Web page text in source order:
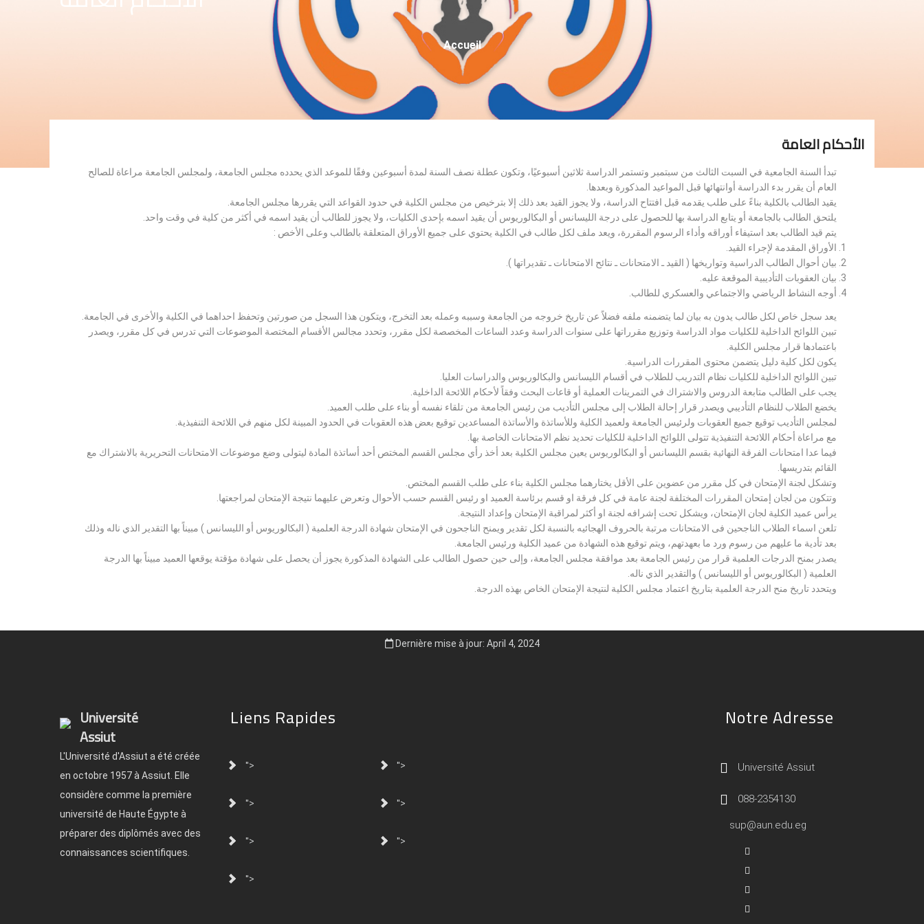
Fil
D'Ariane
Accueil
الأحكام العامة
تبدأ السنة الجامعية في السبت الثالث من سبتمبر وتستمر الدراسة ثلاثين أسبوعيًا، وتكون عطلة نصف السنة لمدة أسبوعين وفقًا للموعد الذي يحدده مجلس الجامعة، ولمجلس الجامعة مراعاة للصالح
العام أن يقرر بدء الدراسة أوانتهائها قبل المواعيد المذكورة وبعدها.
يقيد الطالب بالكلية بناءً على طلب يقدمه قبل افتتاح الدراسة، ولا يجوز القيد بعد ذلك إلا بترخيص من مجلس الكلية في حدود القواعد التي يقررها مجلس الجامعة.
يلتحق الطالب بالجامعة أو يتابع الدراسة بها للحصول على درجة الليسانس أو البكالوريوس أن يقيد اسمه بإحدى الكليات، ولا يجوز للطالب أن يقيد اسمه في أكثر من كلية في وقت واحد.
يتم قيد الطالب بعد استيفاء أوراقه وأداء الرسوم المقررة، ويعد ملف لكل طالب في الكلية يحتوي على جميع الأوراق المتعلقة بالطالب وعلى الأخص :
الأوراق المقدمة لإجراء القيد.
بيان أحوال الطالب الدراسية وتواريخها ( القيد ـ الامتحانات ـ نتائح الامتحانات ـ تقديراتها ).
بيان العقوبات التأديبية الموقعة عليه.
أوجه النشاط الرياضي والاجتماعي والعسكري للطالب.
يعد سجل خاص لكل طالب يدون به بيان لما يتضمنه ملفه فضلاً عن تاريخ خروجه من الجامعة وسببه وعمله بعد التخرج، ويتكون هذا السجل من صورتين وتحفظ احداهما في الكلية والأخرى في الجامعة.
تبين اللوائح الداخلية للكليات مواد الدراسة وتوزيع مقرراتها على سنوات الدراسة وعدد الساعات المخصصة لكل مقرر، وتحدد مجالس الأقسام المختصة الموضوعات التي تدرس في كل مقرر، ويصدر
باعتمادها قرار مجلس الكلية.
يكون لكل كلية دليل يتضمن محتوى المقررات الدراسية.
تبين اللوائح الداخلية للكليات نظام التدريب للطلاب في أقسام الليسانس والبكالوريوس والدراسات العليا.
يجب على الطالب متابعة الدروس والاشتراك في التمرينات العملية أو قاعات البحث وفقاً لأحكام اللائحة الداخلية.
يخضع الطلاب للنظام التأديبي ويصدر قرار إحالة الطلاب إلى مجلس التأديب من رئيس الجامعة من تلقاء نفسه أو بناء على طلب العميد.
لمجلس التأديب توقيع جميع العقوبات ولرئيس الجامعة ولعميد الكلية وللأساتذة والأساتذة المساعدين توقيع بعض هذه العقوبات في الحدود المبينة لكل منهم في اللائحة التنفيذية.
مع مراعاة أحكام اللائحة التنفيذية تتولى اللوائح الداخلية للكليات تحديد نظم الامتحانات الخاصة بها.
فيما عدا امتحانات الفرقة النهائية بقسم الليسانس أو البكالوريوس يعين مجلس الكلية بعد أخذ رأي مجلس القسم المختص أحد أساتذة المادة ليتولى وضع موضوعات الامتحانات التحريرية بالاشتراك مع
القائم بتدريسها.
وتشكل لجنة الإمتحان في كل مقرر من عضوين على الأقل يختارهما مجلس الكلية بناء على طلب القسم المختص.
وتتكون من لجان إمتحان المقررات المختلفة لجنة عامة في كل فرقة او قسم برئاسة العميد او رئيس القسم حسب الأحوال وتعرض عليهما نتيجة الإمتحان لمراجعتها.
يرأس عميد الكلية لجان الإمتحان، ويشكل تحت إشرافه لجنة او أكثر لمراقبة الإمتحان وإعداد النتيجة.
تلعن اسماء الطلاب الناجحين فى الامتحانات مرتبة بالحروف الهجائيه بالنسبة لكل تقدير ويمنح الناجحون في الإمتحان شهادة الدرجة العلمية ( البكالوريوس أو الليسانس ) مبيناً بها التقدير الذي ناله وذلك
بعد تأدية ما عليهم من رسوم ورد ما بعهدتهم، ويتم توقيع هذه الشهادة من عميد الكلية ورئيس الجامعة.
يصدر بمنح الدرجات العلمية قرار من رئيس الجامعة بعد موافقة مجلس الجامعة، وإلى حين حصول الطالب على الشهادة المذكورة يجوز أن يحصل على شهادة مؤقتة يوقعها العميد مبيناً بها الدرجة
العلمية ( البكالوريوس أو الليسانس ) والتقدير الذي ناله.
ويتحدد تاريخ منح الدرجة العلمية بتاريخ اعتماد مجلس الكلية لنتيجة الإمتحان الخاص بهذه الدرجة.
Dernière mise à jour: April 4, 2024
Université
Assiut
L'Université d'Assiut a été créée
en octobre 1957 à Assiut. Elle
considère comme la première
université de Haute Égypte à
préparer des diplômés avec des
connaissances scientifiques.
Liens Rapides
"> ">
"> ">
"> ">
">
Notre Adresse
Université Assiut
088-2354130
sup@aun.edu.eg